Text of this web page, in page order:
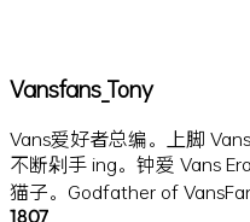
Vansfans_Tony
Vans爱好者总编。上脚
不断剁手 ing。钟爱 Vans
猫子。Godfather of
1807